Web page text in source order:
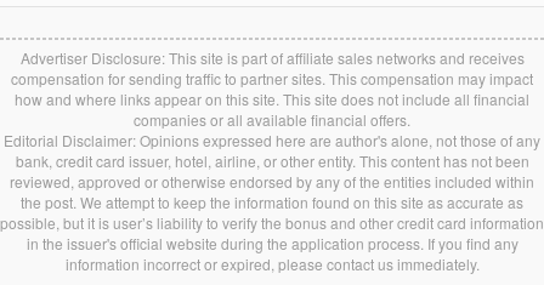
Advertiser Disclosure: This site is part of affiliate sales networks and receives
compensation for sending traffic to partner sites. This compensation may impact
how and where links appear on this site. This site does not include all financial
companies or all available financial offers.
Editorial Disclaimer: Opinions expressed here are author's alone, not those of any
bank, credit card issuer, hotel, airline, or other entity. This content has not been
reviewed, approved or otherwise endorsed by any of the entities included within
the post. We attempt to keep the information found on this site as accurate as
possible, but it is user’s liability to verify the bonus and other credit card information
in the issuer's official website during the application process. If you find any
information incorrect or expired, please contact us immediately.